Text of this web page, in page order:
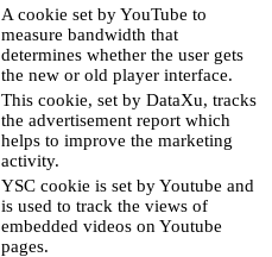
A cookie set by YouTube to
measure bandwidth that
determines whether the user gets
the new or old player interface.
This cookie, set by DataXu, tracks
the advertisement report which
helps to improve the marketing
activity.
YSC cookie is set by Youtube and
is used to track the views of
embedded videos on Youtube
pages.